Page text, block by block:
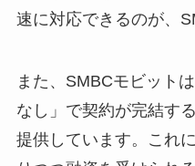
速に対応できるのが、
また、SMBCモビット
なし」で契約が完結す
提供しています。これ